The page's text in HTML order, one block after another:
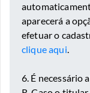
aparecerá a
efetuar o
clique aqui.
6. É necessário